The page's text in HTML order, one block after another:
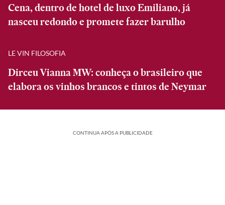
Cena, dentro de hotel de luxo Emiliano, já
nasceu redondo e promete fazer barulho
LE VIN FILOSOFIA
Dirceu Vianna MW: conheça o brasileiro que
elabora os vinhos brancos e tintos de Neymar
CONTINUA APÓS A PUBLICIDADE